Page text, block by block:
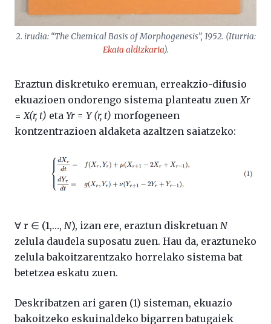
2. irudia: “The Chemical Basis of Morphogenesis”, 1952. (Iturria:
Ekaia aldizkaria).
Eraztun diskretuko eremuan, erreakzio-difusio
ekuazioen ondorengo sistema planteatu zuenXr
=X(r, t) eta Yr = Y (r, t) morfogeneen
kontzentrazioen aldaketa azaltzen saiatzeko:
∀ r ∈ (1,…, N), izan ere, eraztun diskretuan N
zelula daudela suposatu zuen. Hau da, eraztuneko
zelula bakoitzarentzako horrelako sistema bat
betetzea eskatu zuen.
Deskribatzen ari garen (1) sisteman, ekuazio
bakoitzeko eskuinaldeko bigarren batugaiek